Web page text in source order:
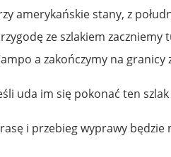
amerykańskie stany, z
ze szlakiem zaczniemy
a zakończymy na granicy
uda im się pokonać ten
i przebieg wyprawy będzie